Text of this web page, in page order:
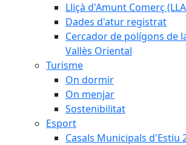
Lliçà d'Amunt Comerç
Dades d'atur registrat
Cercador de polígons de
Vallès Oriental
Turisme
On dormir
On menjar
Sostenibilitat
Esport
Casals Municipals d'Estiu